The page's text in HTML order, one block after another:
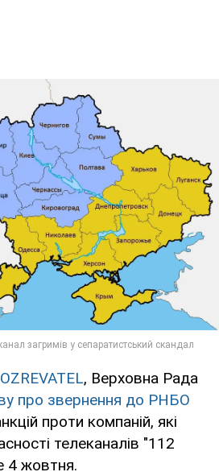
, Верховна Рада
про звернення до РНБО
проти компаній, які
телеканалів "112
4 жовтня.